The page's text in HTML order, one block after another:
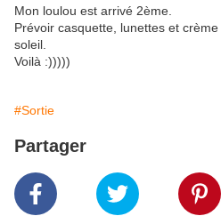
Mon loulou est arrivé 2ème.
Prévoir casquette, lunettes et
soleil.
Voilà :)))))
#Sortie
Partager